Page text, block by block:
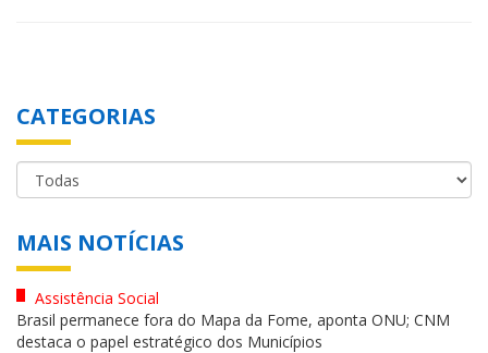
CATEGORIAS
MAIS NOTÍCIAS
Assistência Social
Brasil permanece fora do Mapa da Fome, aponta ONU; CNM
destaca o papel estratégico dos Municípios